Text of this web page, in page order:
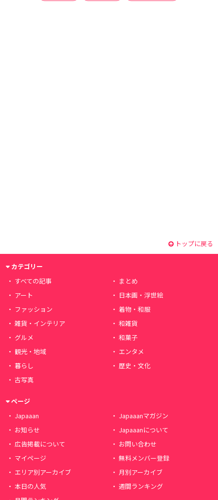
トップに戻る
カテゴリー
すべての記事
まとめ
アート
日本画・浮世絵
ファッション
着物・和服
雑貨・インテリア
和雑貨
グルメ
和菓子
観光・地域
エンタメ
暮らし
歴史・文化
古写真
ページ
Japaaan
Japaaanマガジン
お知らせ
Japaaanについて
広告掲載について
お問い合わせ
マイページ
無料メンバー登録
エリア別アーカイブ
月別アーカイブ
本日の人気
週間ランキング